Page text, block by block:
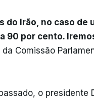
do Irão, no caso de
90 por cento.
Comissão
o